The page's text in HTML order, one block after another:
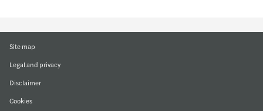
Site map
Legal and privacy
Disclaimer
Cookies